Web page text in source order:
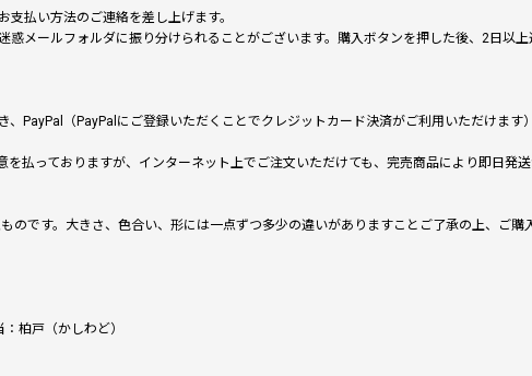
払い方法のご連絡を差し上げます。
メールフォルダに振り分けられることがございます。購入ボタンを押した後、2日以
PayPal（PayPalにご登録いただくことでクレジットカード決済がご利用いただけます
払っておりますが、インターネット上でご注文いただけても、完売商品により即日発
のです。大きさ、色合い、形には一点ずつ多少の違いがありますことご了承の上、ご購
柏戸（かしわど）